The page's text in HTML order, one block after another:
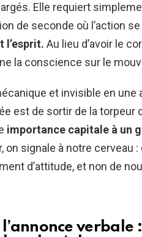
Elle requiert
de seconde où l’action
l’esprit. Au lieu d’avoir le
la conscience sur le
et invisible en
est de sortir de la torpeur
importance capitale à un
on signale à notre
d’attitude, et non de
verbale